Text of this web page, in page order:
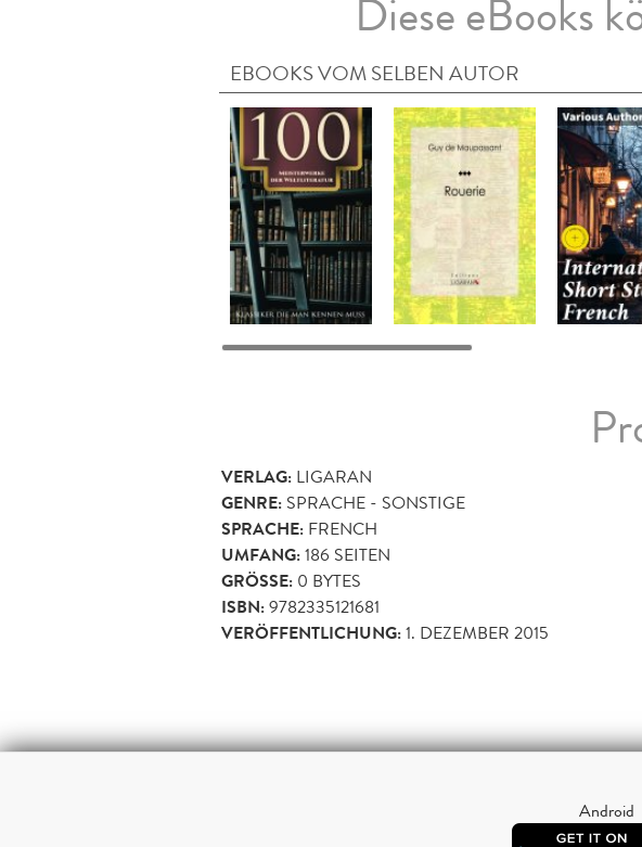
Diese eBooks
EBOOKS VOM SELBEN AUTOR
VERLAG: LIGARAN
GENRE: SPRACHE - SONSTIGE
SPRACHE: FRENCH
UMFANG:186 SEITEN
GRÖSSE: 0 BYTES
ISBN:9782335121681
VERÖFFENTLICHUNG:1. DEZEMBER 2015
Android